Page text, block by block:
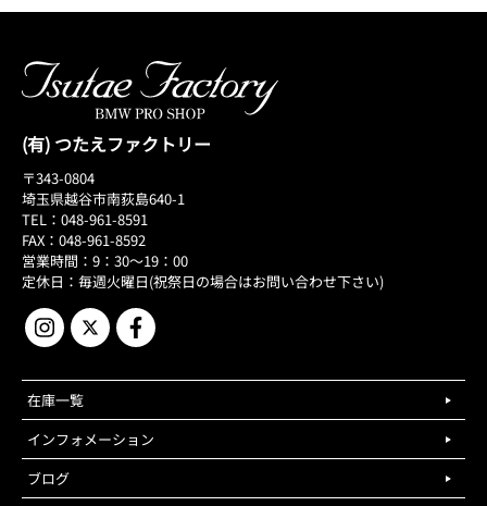
(有) つたえファクトリー
〒343-0804
埼玉県越谷市南荻島640-1
TEL：048-961-8591
FAX：048-961-8592
営業時間：9：30～19：00
定休日：毎週火曜日(祝祭日の場合はお問い合わせ下さい)
在庫一覧
インフォメーション
ブログ